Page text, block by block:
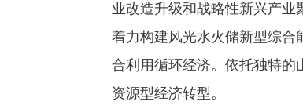
业改造升级和战略性新兴产业
着力构建风光水火储新型综合
合利用循环经济。依托独特的
资源型经济转型。